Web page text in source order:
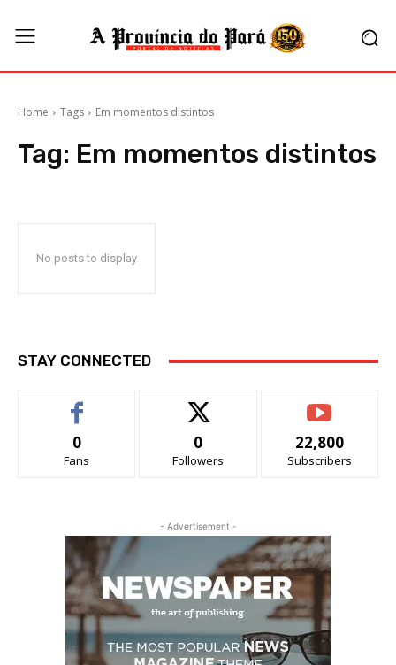
Home Tags Em momentos distintos
Tag: Em momentos distintos
No posts to display
STAY CONNECTED
0
Fans
0
Followers
22,800
Subscribers
- Advertisement -